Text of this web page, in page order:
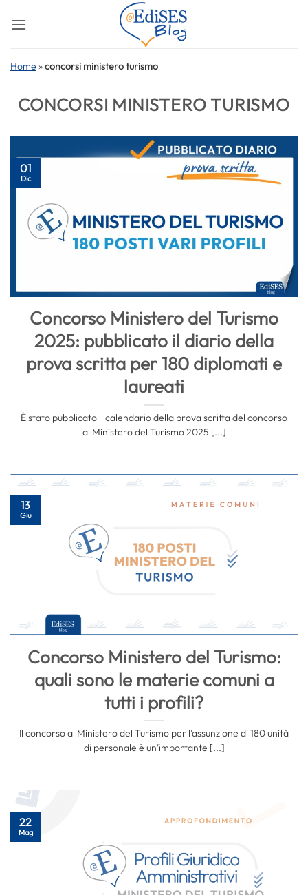
Home »concorsi ministero turismo
CONCORSI MINISTERO TURISMO
Concorso Ministero del Turismo
2025: pubblicato il diario della
prova scritta per 180 diplomati e
laureati
È stato pubblicato il calendario della prova scritta del concorso
al Ministero del Turismo 2025 [...]
01
Dic
Concorso Ministero del Turismo:
quali sono le materie comuni a
tutti i profili?
Il concorso al Ministero del Turismo per l’assunzione di 180 unità
di personale è un’importante [...]
13
Giu
22
Mag